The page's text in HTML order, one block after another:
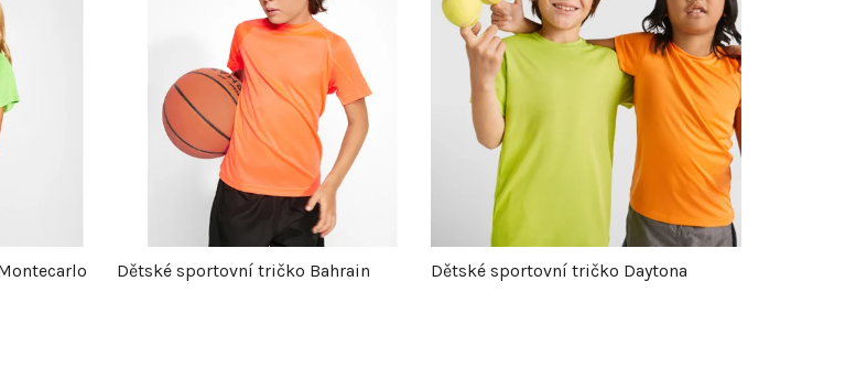
Dětské sportovní tričko Bahrain Dětské sportovní tričko Daytona